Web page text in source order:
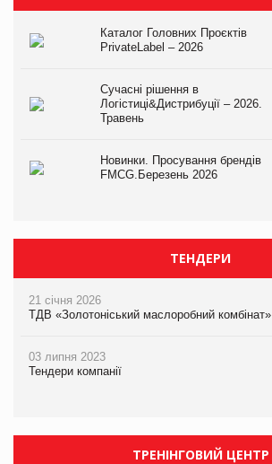
Каталог Головних Проєктів
PrivateLabel – 2026
Сучасні рішення в
Логістиці&Дистрибуції – 2026.
Травень
Новинки. Просування брендів
FMCG.Березень 2026
ТЕНДЕРИ
21 січня 2026
ТДВ «Золотоніський маслоробний комбінат»
03 липня 2023
Тендери компанії
ТРЕНІНГОВИЙ ЦЕНТР